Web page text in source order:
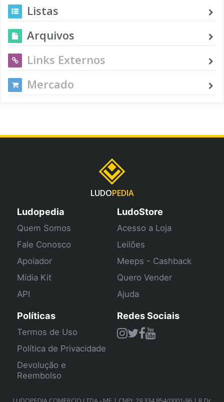
Listas
Arquivos
Links Externos
Mercado
LUDOPEDIA
Ludopedia
Quem Somos
Fale Conosco
Apoiador
Mídia Kit
API
LudoStore
Acesso a Loja
Leilões
Meeps - Cashback
Quero Vender
Ajuda
Políticas
Termos de Uso
Política de Privacidade
Devolução e
Reembolso
Redes Sociais